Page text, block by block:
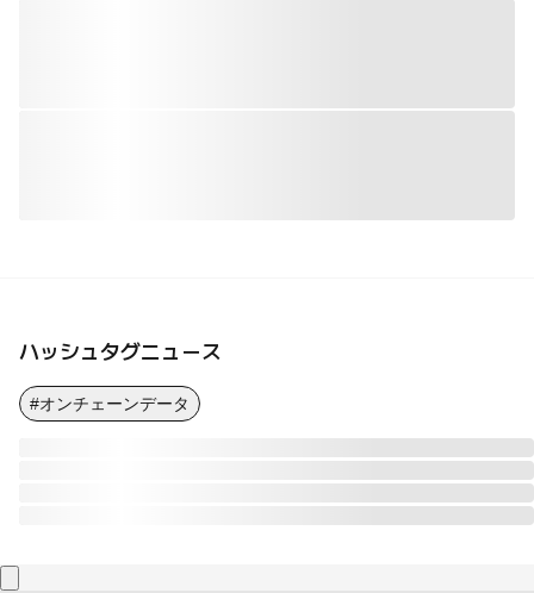
ハッシュタグニュース
#オンチェーンデータ